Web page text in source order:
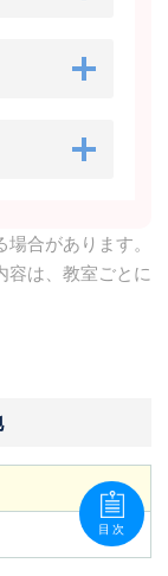
合があります。
容は、教室ごとに
目次